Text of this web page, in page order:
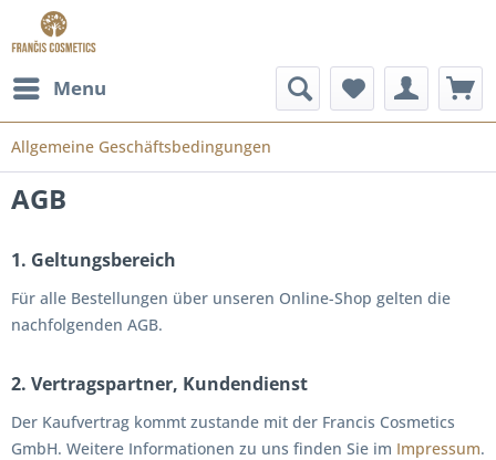
Menu
Allgemeine Geschäftsbedingungen
AGB
1. Geltungsbereich
Für alle Bestellungen über unseren Online-Shop gelten die
nachfolgenden AGB.
2. Vertragspartner, Kundendienst
Der Kaufvertrag kommt zustande mit der Francis Cosmetics
GmbH. Weitere Informationen zu uns finden Sie im Impressum.